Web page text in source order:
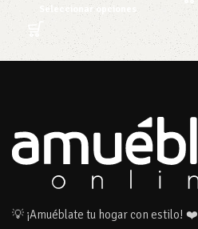
Seleccionar opciones
💡 ¡Amuéblate tu hogar con estilo! ❤️